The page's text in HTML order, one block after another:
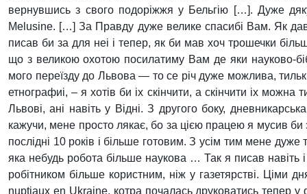
вернувшись з свого подоріжжя у Бельгію […]. Дуже
Melusine. […] За Правду дуже велике спасибі Вам. Як
писав би за для неі і тепер, як би мав хоч трошечки
що з великою охотою посилатиму Вам де яки науково-
мого переїзду до Львова — то се річ дуже можлива,
етнографиі, – я хотів би іх скінчити, а скінчити іх можна
Львові, ані навіть у Відні. З другого боку,
кажучи, мене просто лякає, бо за цією працею я мусив би
послідні 10 років і більше готовим. З усім тим мене
яка небудь робота більше наукова … Так я писав
робітником більше користним, ніж у газетярстві. Ціми
nuptiaux en Ukraine, котра почалась друковатись тепер